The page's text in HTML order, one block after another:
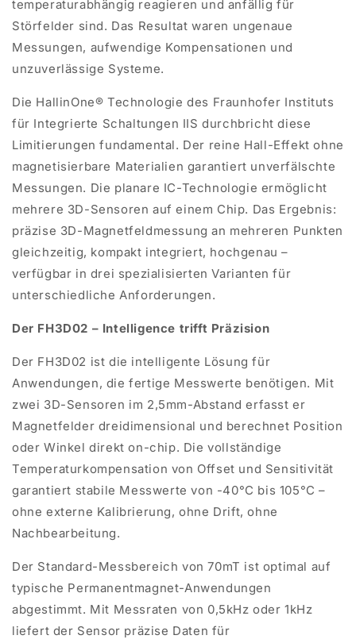
temperaturabhängig reagieren und anfällig für
Störfelder sind. Das Resultat waren ungenaue
Messungen, aufwendige Kompensationen und
unzuverlässige Systeme.
Die HallinOne® Technologie des Fraunhofer Instituts
für Integrierte Schaltungen IIS durchbricht diese
Limitierungen fundamental. Der reine Hall-Effekt ohne
magnetisierbare Materialien garantiert unverfälschte
Messungen. Die planare IC-Technologie ermöglicht
mehrere 3D-Sensoren auf einem Chip. Das Ergebnis:
präzise 3D-Magnetfeldmessung an mehreren Punkten
gleichzeitig, kompakt integriert, hochgenau –
verfügbar in drei spezialisierten Varianten für
unterschiedliche Anforderungen.
Der FH3D02 – Intelligence trifft Präzision
Der FH3D02 ist die intelligente Lösung für
Anwendungen, die fertige Messwerte benötigen. Mit
zwei 3D-Sensoren im 2,5mm-Abstand erfasst er
Magnetfelder dreidimensional und berechnet Position
oder Winkel direkt on-chip. Die vollständige
Temperaturkompensation von Offset und Sensitivität
garantiert stabile Messwerte von -40°C bis 105°C –
ohne externe Kalibrierung, ohne Drift, ohne
Nachbearbeitung.
Der Standard-Messbereich von 70mT ist optimal auf
typische Permanentmagnet-Anwendungen
abgestimmt. Mit Messraten von 0,5kHz oder 1kHz
liefert der Sensor präzise Daten für